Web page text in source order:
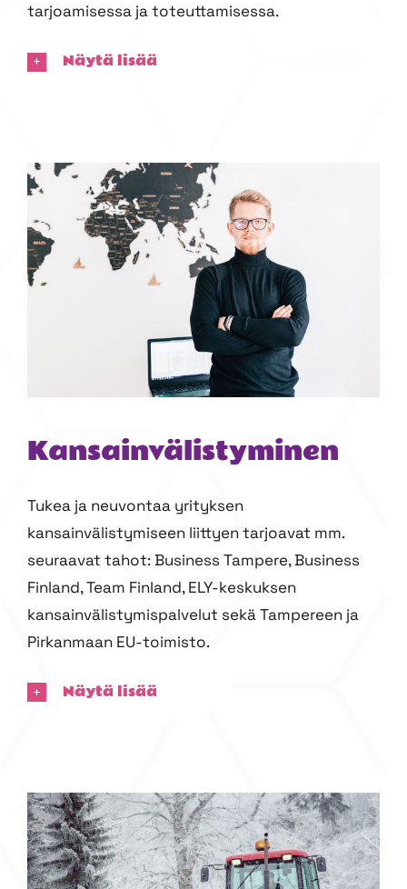
tarjoamisessa ja toteuttamisessa.
Näytä lisää
Kansainvälistyminen
Tukea ja neuvontaa yrityksen
kansainvälistymiseen liittyen tarjoavat mm.
seuraavat tahot: Business Tampere, Business
Finland, Team Finland, ELY-keskuksen
kansainvälistymispalvelut sekä Tampereen ja
Pirkanmaan EU-toimisto.
Näytä lisää